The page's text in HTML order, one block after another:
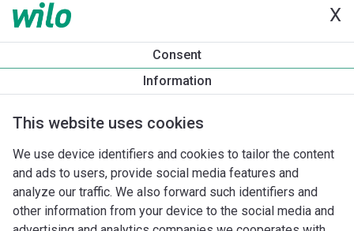
X
Consent
Information
This website uses cookies
We use device identifiers and cookies to tailor the content
and ads to users, provide social media features and
analyze our traffic. We also forward such identifiers and
other information from your device to the social media and
Productinformatie